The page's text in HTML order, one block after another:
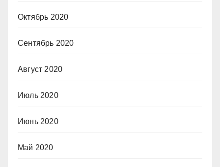
Октябрь 2020
Сентябрь 2020
Август 2020
Июль 2020
Июнь 2020
Май 2020